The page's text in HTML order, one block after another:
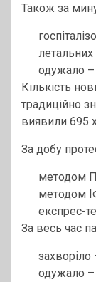
Також за
одужало –
Кількість
традиційно
виявили 695
За добу
методом
методом
експрес-
За весь час
захворіло
одужало –